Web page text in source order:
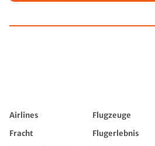
Airlines Flugzeuge
Fracht
Flugerlebnis